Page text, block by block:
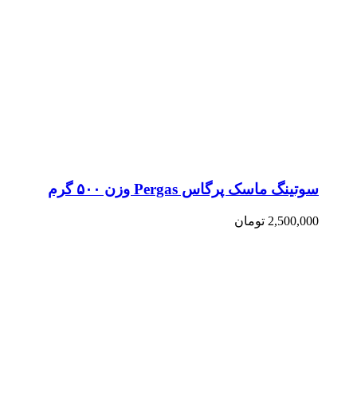
سوتینگ ماسک پرگاس Pergas وزن ۵۰۰ گرم
2,500,000 تومان